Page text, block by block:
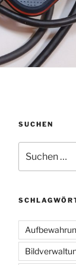
SUCHEN
nach: